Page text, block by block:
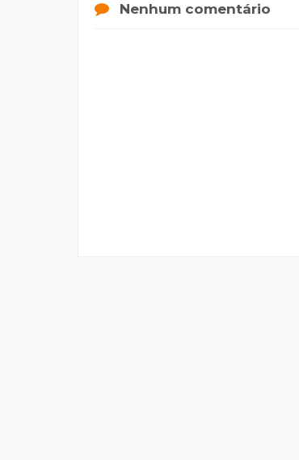
Nenhum comentário